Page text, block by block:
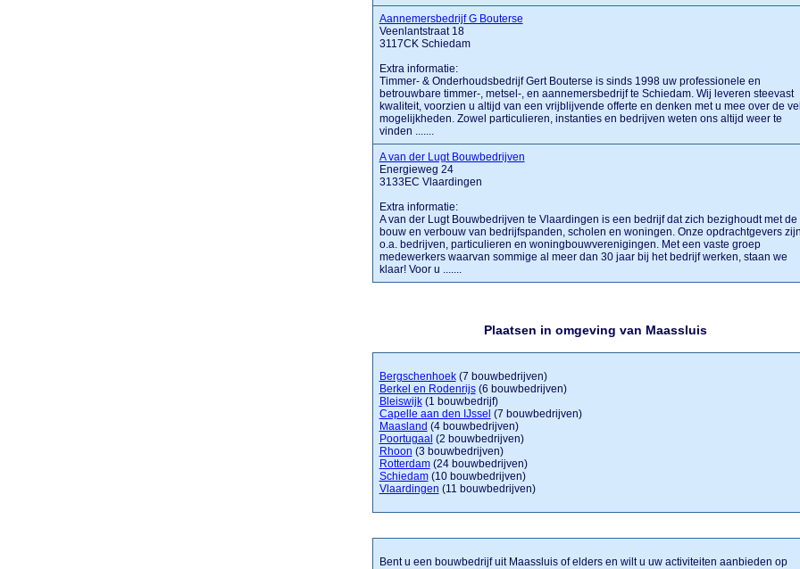
Aannemersbedrijf G Bouterse
Veenlantstraat 18
3117CK Schiedam
Extra informatie:
Timmer- & Onderhoudsbedrijf Gert Bouterse is sinds 1998 uw professionele en
betrouwbare timmer-, metsel-, en aannemersbedrijf te Schiedam. Wij leveren steevast
kwaliteit, voorzien u altijd van een vrijblijvende offerte en denken met u mee over de
mogelijkheden. Zowel particulieren, instanties en bedrijven weten ons altijd weer te
vinden .......
A van der Lugt Bouwbedrijven
Energieweg 24
3133EC Vlaardingen
Extra informatie:
A van der Lugt Bouwbedrijven te Vlaardingen is een bedrijf dat zich bezighoudt met de
bouw en verbouw van bedrijfspanden, scholen en woningen. Onze opdrachtgevers zijn
o.a. bedrijven, particulieren en woningbouwverenigingen. Met een vaste groep
medewerkers waarvan sommige al meer dan 30 jaar bij het bedrijf werken, staan we
klaar! Voor u .......
Plaatsen in omgeving van Maassluis
Bergschenhoek(7 bouwbedrijven)
Berkel en Rodenrijs(6 bouwbedrijven)
Bleiswijk(1 bouwbedrijf)
Capelle aan den IJssel (7 bouwbedrijven)
Maasland (4 bouwbedrijven)
Poortugaal (2 bouwbedrijven)
Rhoon (3 bouwbedrijven)
Rotterdam(24 bouwbedrijven)
Schiedam(10 bouwbedrijven)
Vlaardingen (11 bouwbedrijven)
Bent u een bouwbedrijf uit Maassluis of elders en wilt u uw activiteiten aanbieden op